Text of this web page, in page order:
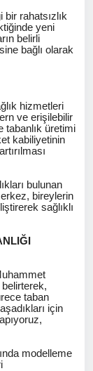
bir rahatsızlık
yeni
belirli
bağlı olarak
hizmetleri
ve erişilebilir
tabanlık üretimi
kabiliyetinin
bulunan
bireylerin
sağlıklı
taban
için
modelleme